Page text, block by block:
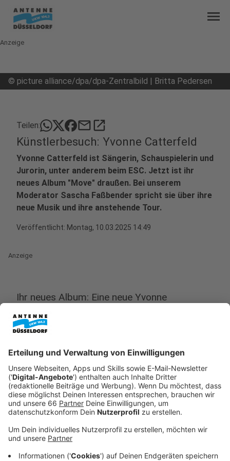
menu
Anzeige
© picture alliance/dpa/dpa-Zentralbild | Britta Pedersen
Teilen: mailopen_in_new
Künstlerbesuch: Yvonne Catterfeld
Yvonne Catterfeld ist Sängerin, Schauspielerin und
Jurorin, unter anderem beim ESC. Jetzt ist ihr
neues Album "Move" draußen. Bei unserem
Moderator Sascha Faßbender spricht sie über ihre
neue Musik und ihre anstehende Tour.
Veröffentlicht: Montag, 10.03.2025 14:49
Anzeige
Ihr neues Album: Eine neue Yvonne
Catterfeld?
Anzeige
singt Yvonne Catterfeld mittlerweile auf Englisch. Ihre
Musik von heute hat kaum noch etwas mit der Musik
von früher zu tun. Im Interview mit uns sagt sie, dass
sie es einfach mag, neue Musikrichtungen
neuen Album auch vom Radio inspirieren lassen. In